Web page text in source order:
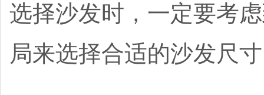
选择沙发时，一定要考
局来选择合适的沙发尺